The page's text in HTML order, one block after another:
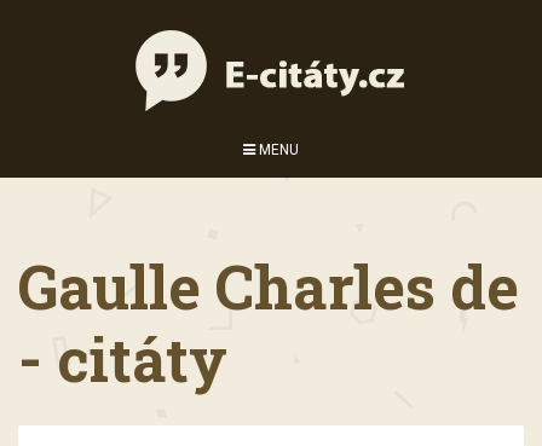
MENU
Gaulle Charles de
- citáty